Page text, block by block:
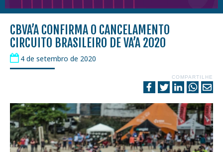
CBVA’A CONFIRMA O CANCELAMENTO
CIRCUITO BRASILEIRO DE VA’A 2020
4 de setembro de 2020
COMPARTILHE